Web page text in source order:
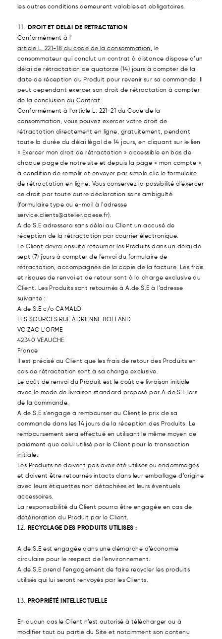
les autres conditions demeurent valables et obligatoires.
DROIT ET DELAI DE RETRACTATION
Conformément à l’
article L. 221-18 du code de la consommation , le
consommateur qui conclut un contrat à distance dispose d’un
délai de rétractation de quatorze (14) jours à compter de la
date de réception du Produit pour revenir sur sa commande. Il
peut cependant exercer son droit de rétractation à compter
de la conclusion du Contrat.
Conformément à l’article L. 221-21 du Code de la
consommation, vous pouvez exercer votre droit de
rétractation directement en ligne, gratuitement, pendant
toute la durée du délai légal de 14 jours, en cliquant sur le lien
« Exercer mon droit de rétractation » accessible en bas de
chaque page de notre site et depuis la page « mon compte »,
à condition de remplir et envoyer par simple clic le formulaire
de rétractation en ligne. Vous conservez la possibilité d’exercer
ce droit par toute autre déclaration sans ambiguïté
(formulaire type ou e-mail à l’adresse
service.clients@atelier.adese.fr).
A.de.S.E adressera sans délai au Client un accusé de
réception de la rétractation par courrier électronique.
Le Client devra ensuite retourner les Produits dans un délai de
sept (7) jours à compter de l’envoi du formulaire de
rétractation, accompagnés de la copie de la facture. Les frais
et risques de renvoi et de retour sont à la charge exclusive du
Client. Les Produits sont retournés à A.de.S.E à l’adresse
suivante :
A.de.S.E c/o CAMALO
LES SOURCES RUE ADRIENNE BOLLAND
VC ZAC L’ORME
42340 VEAUCHE
France
Il est précisé au Client que les frais de retour des Produits en
cas de rétractation sont à sa charge exclusive.
Le coût de renvoi du Produit est le coût de livraison initiale
avec le mode de livraison standard proposé par A.de.S.E lors
de la commande.
A.de.S.E s’engage à rembourser au Client le prix de sa
commande dans les 14 jours de la réception des Produits. Le
remboursement sera effectué en utilisant le même moyen de
paiement que celui utilisé par le Client pour la transaction
initiale.
Les Produits ne doivent pas avoir été utilisés ou endommagés
et doivent être retournés intacts dans leur emballage d’origine
avec leurs étiquettes non détachées et leurs éventuels
accessoires.
La responsabilité du Client pourra être engagée en cas de
détérioration du Produit par le Client.
RECYCLAGE DES PRODUITS UTILISES :
A.de.S.E est engagée dans une démarche d’économie
circulaire pour le respect de l’environnement.
A.de.S.E prend l’engagement de faire recycler les produits
utilisés qui lui seront renvoyés par les Clients.
PROPRIÉTÉ INTELLECTUELLE
En aucun cas le Client n’est autorisé à télécharger ou à
modifier tout ou partie du Site et notamment son contenu